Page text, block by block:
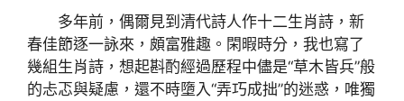
多年前，偶爾見到清代詩人作十二生肖詩，新
春佳節逐一詠來，頗富雅趣。閑暇時分，我也寫了
幾組生肖詩，想起斟酌經過歷程中儘是“草木皆兵”般
的忐忑與疑慮，還不時墮入“弄巧成拙”的迷惑，唯獨